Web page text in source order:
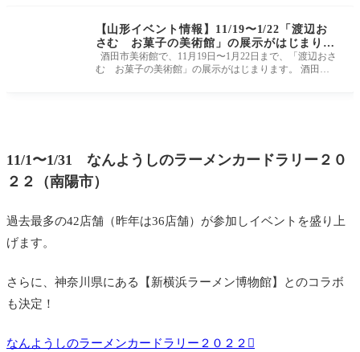
【山形イベント情報】11/19〜1/22「渡辺お
さむ お菓子の美術館」の展示がはじまりま
す！ (酒田市)
酒田市美術館で、11月19日〜1月22日まで、「渡辺おさ
む お菓子の美術館」の展示がはじまります。 酒田市
11/1〜1/31 なんようしのラーメンカードラリー２０
２２（南陽市）
過去最多の42店舗（昨年は36店舗）が参加しイベントを盛り上
げます。
さらに
神奈川県にある【新横浜ラーメン博物館】とのコラボ
も決定！
なんようしのラーメンカードラリー２０２２